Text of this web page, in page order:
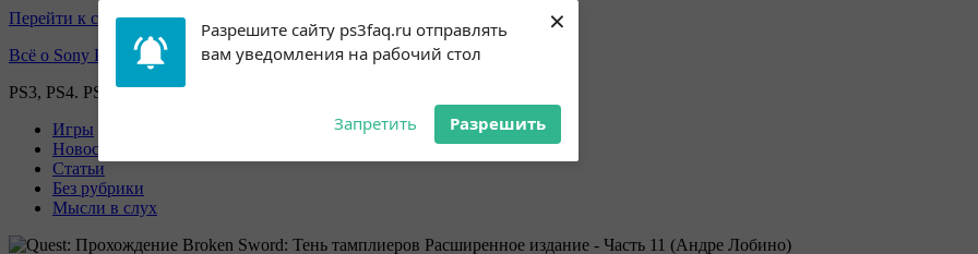
Разрешите сайту ps3faq.ru отправлять
вам уведомления на рабочий стол
Запретить Разрешить
×
Subscribe to our
notifications!
To enable permission prompts, click
Перейти к содержимому
Всё о Sony Playstation
PS3, PS4. PS5, PS games
Игры
Новости
Статьи
Без рубрики
Мысли в слух